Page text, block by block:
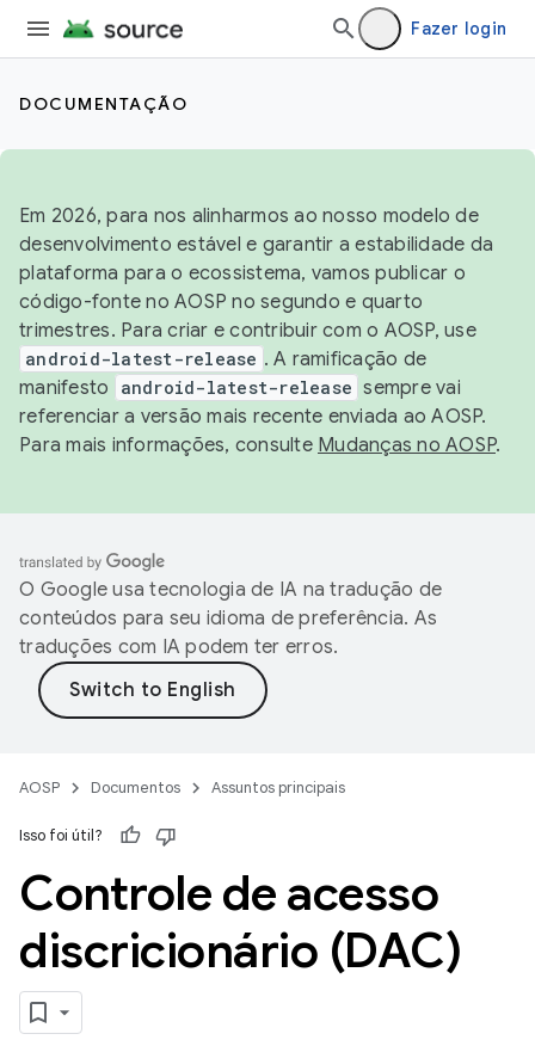
Fazer login
DOCUMENTAÇÃO
Em 2026, para nos alinharmos ao nosso modelo de
desenvolvimento estável e garantir a estabilidade da
plataforma para o ecossistema, vamos publicar o
código-fonte no AOSP no segundo e quarto
trimestres. Para criar e contribuir com o AOSP, use
android-latest-release . A ramificação de
manifesto
android-latest-release sempre vai
referenciar a versão mais recente enviada ao AOSP.
Para mais informações, consulte Mudanças no AOSP.
O Google usa tecnologia de IA na tradução de
conteúdos para seu idioma de preferência. As
traduções com IA podem ter erros.
AOSP Documentos Assuntos principais
Isso foi útil?
Controle de acesso
discricionário (DAC)